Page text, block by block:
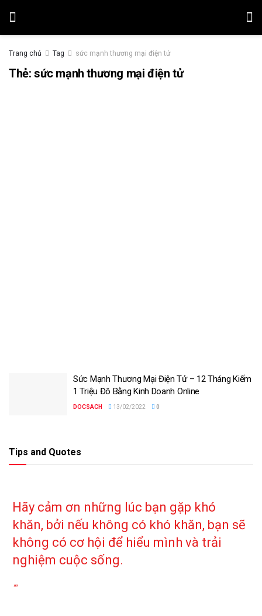
Trang chủ Tag sức mạnh thương mại điện tử
Thẻ:sức mạnh thương mại điện tử
Sức Mạnh Thương Mại Điện Tử – 12 Tháng Kiếm
1 Triệu Đô Bằng Kinh Doanh Online
DOCSACH 13/02/2022 0
Tips and Quotes
Hãy cảm ơn những lúc bạn gặp khó
khăn, bởi nếu không có khó khăn, bạn sẽ
không có cơ hội để hiểu mình và trải
nghiệm cuộc sống.
""